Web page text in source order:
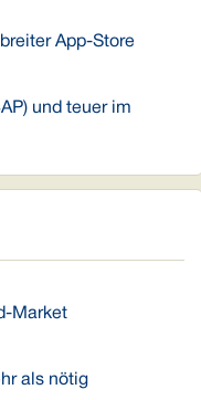
App-Store
und teuer im
Market
als nötig